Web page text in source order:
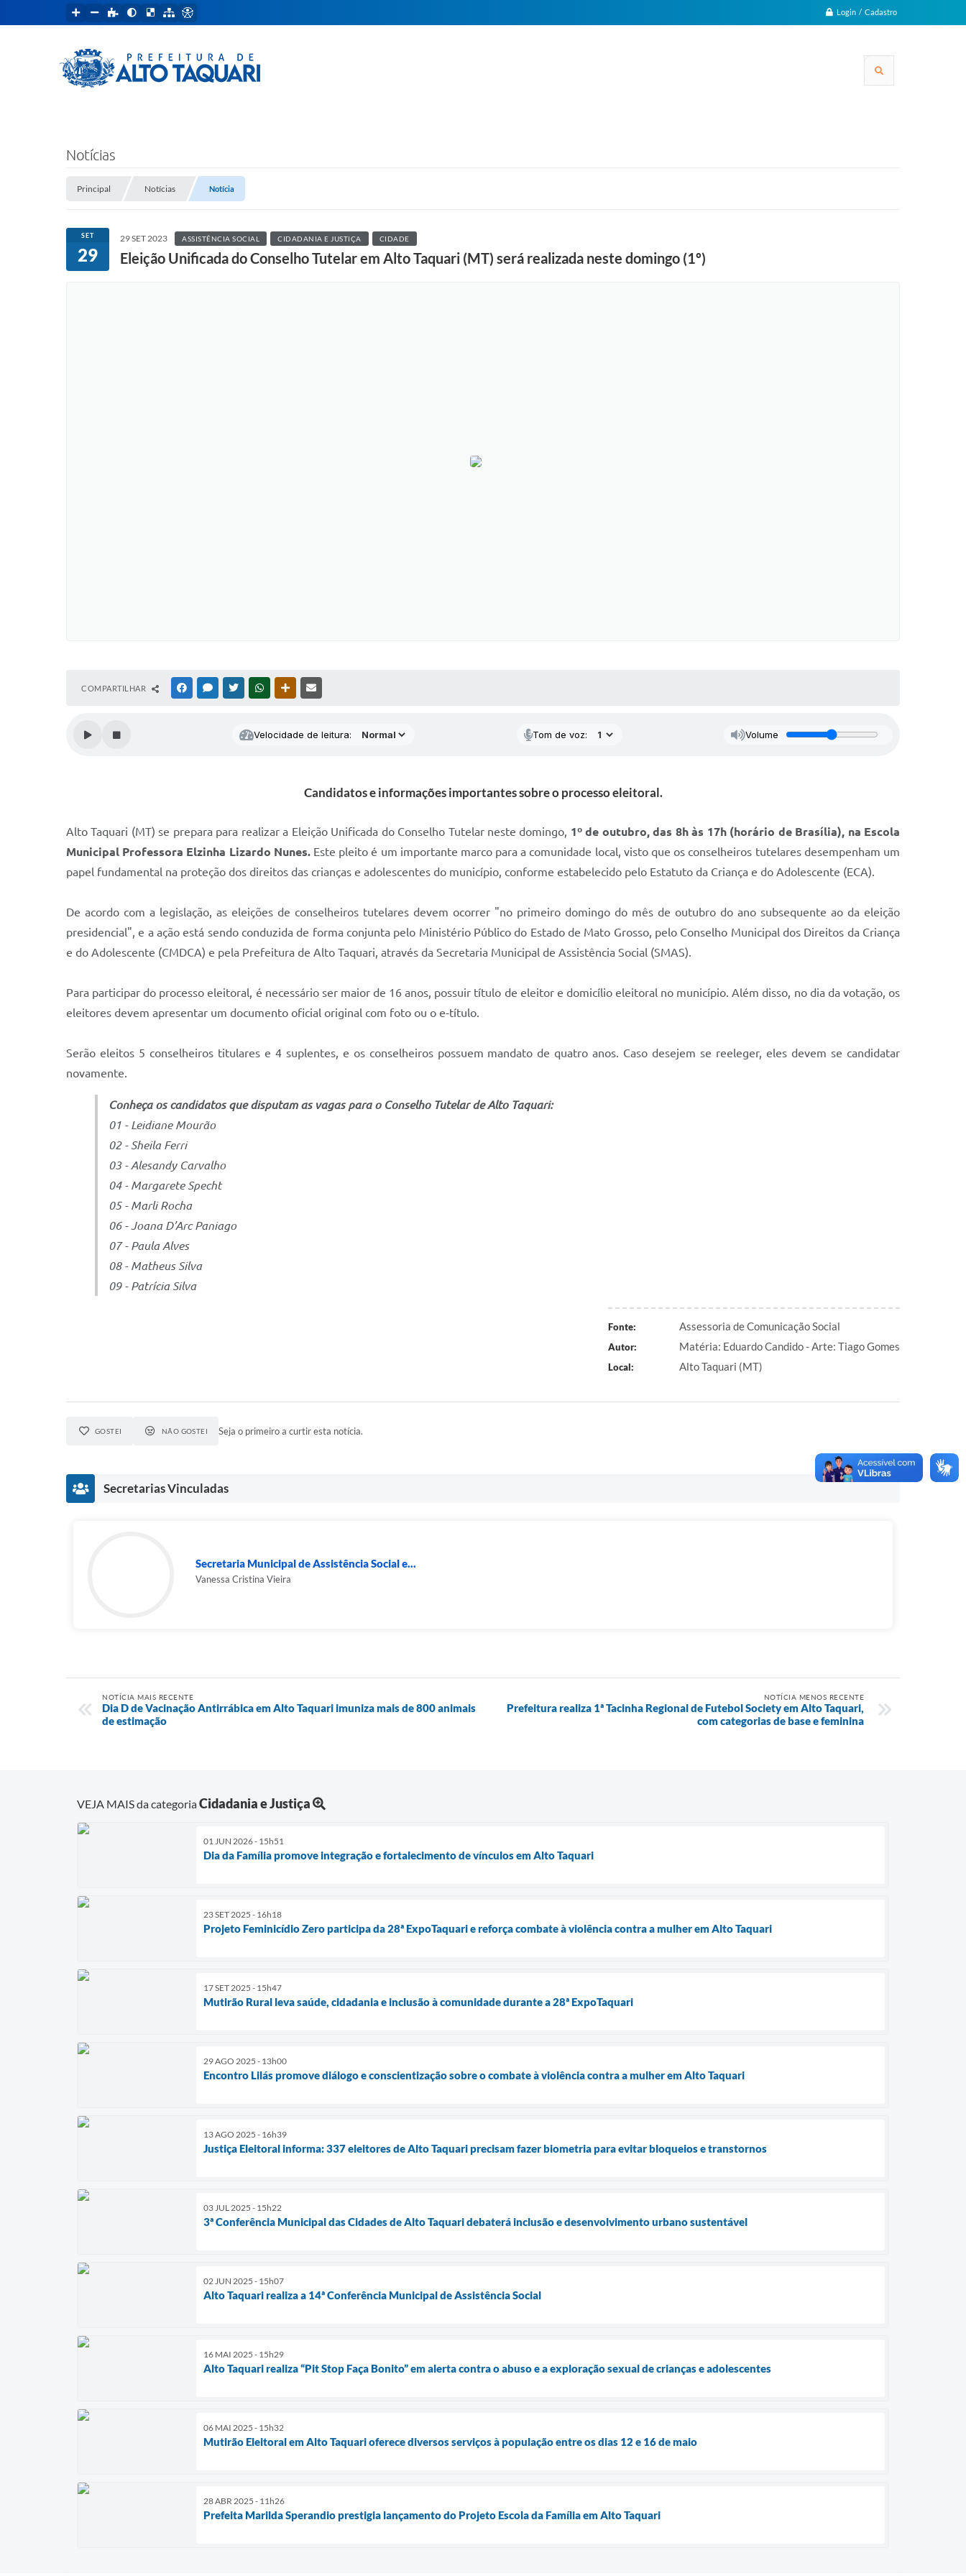
Login / Cadastro
Notícias
Principal Notícias Notícia
SET
29
29 SET 2023 ASSISTÊNCIA SOCIAL CIDADANIA E JUSTIÇA CIDADE
Eleição Unificada do Conselho Tutelar em Alto Taquari (MT) será realizada neste domingo (1º)
COMPARTILHAR FACEBOOKMESSENGER
TWITTERWHATSAPPOUTRAS MÍDIAS
Velocidade de leitura: Tom de voz: Volume
Candidatos e informações importantes sobre o processo eleitoral.
Alto Taquari (MT) se prepara para realizar a Eleição Unificada do Conselho Tutelar neste domingo, 1º de outubro, das 8h às 17h (horário de Brasília), na Escola
Municipal Professora Elzinha Lizardo Nunes. Este pleito é um importante marco para a comunidade local, visto que os conselheiros tutelares desempenham um
papel fundamental na proteção dos direitos das crianças e adolescentes do município, conforme estabelecido pelo Estatuto da Criança e do Adolescente (ECA).
De acordo com a legislação, as eleições de conselheiros tutelares devem ocorrer "no primeiro domingo do mês de outubro do ano subsequente ao da eleição
presidencial", e a ação está sendo conduzida de forma conjunta pelo Ministério Público do Estado de Mato Grosso, pelo Conselho Municipal dos Direitos da Criança
e do Adolescente (CMDCA) e pela Prefeitura de Alto Taquari, através da Secretaria Municipal de Assistência Social (SMAS).
Para participar do processo eleitoral, é necessário ser maior de 16 anos, possuir título de eleitor e domicílio eleitoral no município. Além disso, no dia da votação, os
eleitores devem apresentar um documento oficial original com foto ou o e-título.
Serão eleitos 5 conselheiros titulares e 4 suplentes, e os conselheiros possuem mandato de quatro anos. Caso desejem se reeleger, eles devem se candidatar
novamente.
Conheça os candidatos que disputam as vagas para o Conselho Tutelar de Alto Taquari:
01 - Leidiane Mourão
02 - Sheila Ferri
03 - Alesandy Carvalho
04 - Margarete Specht
05 - Marli Rocha
06 - Joana D’Arc Paniago
07 - Paula Alves
08 - Matheus Silva
09 - Patrícia Silva
Fonte: Assessoria de Comunicação Social
Autor: Matéria: Eduardo Candido - Arte: Tiago Gomes
Local: Alto Taquari (MT)
GOSTEI NÃO GOSTEI Seja o primeiro a curtir esta notícia.
Secretarias Vinculadas
Secretaria Municipal de Assistência Social e...
Vanessa Cristina Vieira
NOTÍCIA MAIS RECENTE
Dia D de Vacinação Antirrábica em Alto Taquari imuniza mais de 800 animais
de estimação
NOTÍCIA MENOS RECENTE
Prefeitura realiza 1ª Tacinha Regional de Futebol Society em Alto Taquari,
com categorias de base e feminina
VEJA MAIS da categoriaCidadania e Justiça
01 JUN 2026 - 15h51
Dia da Família promove integração e fortalecimento de vínculos em Alto Taquari
23 SET 2025 - 16h18
Projeto Feminicídio Zero participa da 28ª ExpoTaquari e reforça combate à violência contra a mulher em Alto Taquari
17 SET 2025 - 15h47
Mutirão Rural leva saúde, cidadania e inclusão à comunidade durante a 28ª ExpoTaquari
29 AGO 2025 - 13h00
Encontro Lilás promove diálogo e conscientização sobre o combate à violência contra a mulher em Alto Taquari
13 AGO 2025 - 16h39
Justiça Eleitoral informa: 337 eleitores de Alto Taquari precisam fazer biometria para evitar bloqueios e transtornos
03 JUL 2025 - 15h22
3ª Conferência Municipal das Cidades de Alto Taquari debaterá inclusão e desenvolvimento urbano sustentável
02 JUN 2025 - 15h07
Alto Taquari realiza a 14ª Conferência Municipal de Assistência Social
16 MAI 2025 - 15h29
Alto Taquari realiza “Pit Stop Faça Bonito” em alerta contra o abuso e a exploração sexual de crianças e adolescentes
06 MAI 2025 - 15h32
Mutirão Eleitoral em Alto Taquari oferece diversos serviços à população entre os dias 12 e 16 de maio
28 ABR 2025 - 11h26
Prefeita Marilda Sperandio prestigia lançamento do Projeto Escola da Família em Alto Taquari